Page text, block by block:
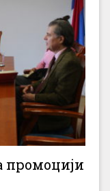
промоцији